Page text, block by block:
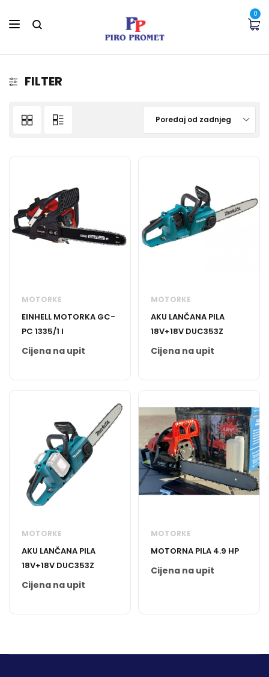
0
FILTER
Poredaj od zadnjeg
MOTORKE
EINHELL MOTORKA GC-
PC 1335/1 I
Cijena na upit
MOTORKE
AKU LANČANA PILA
18V+18V DUC353Z
Cijena na upit
MOTORKE
AKU LANČANA PILA
18V+18V DUC353Z
Cijena na upit
MOTORKE
MOTORNA PILA 4.9 HP
Cijena na upit